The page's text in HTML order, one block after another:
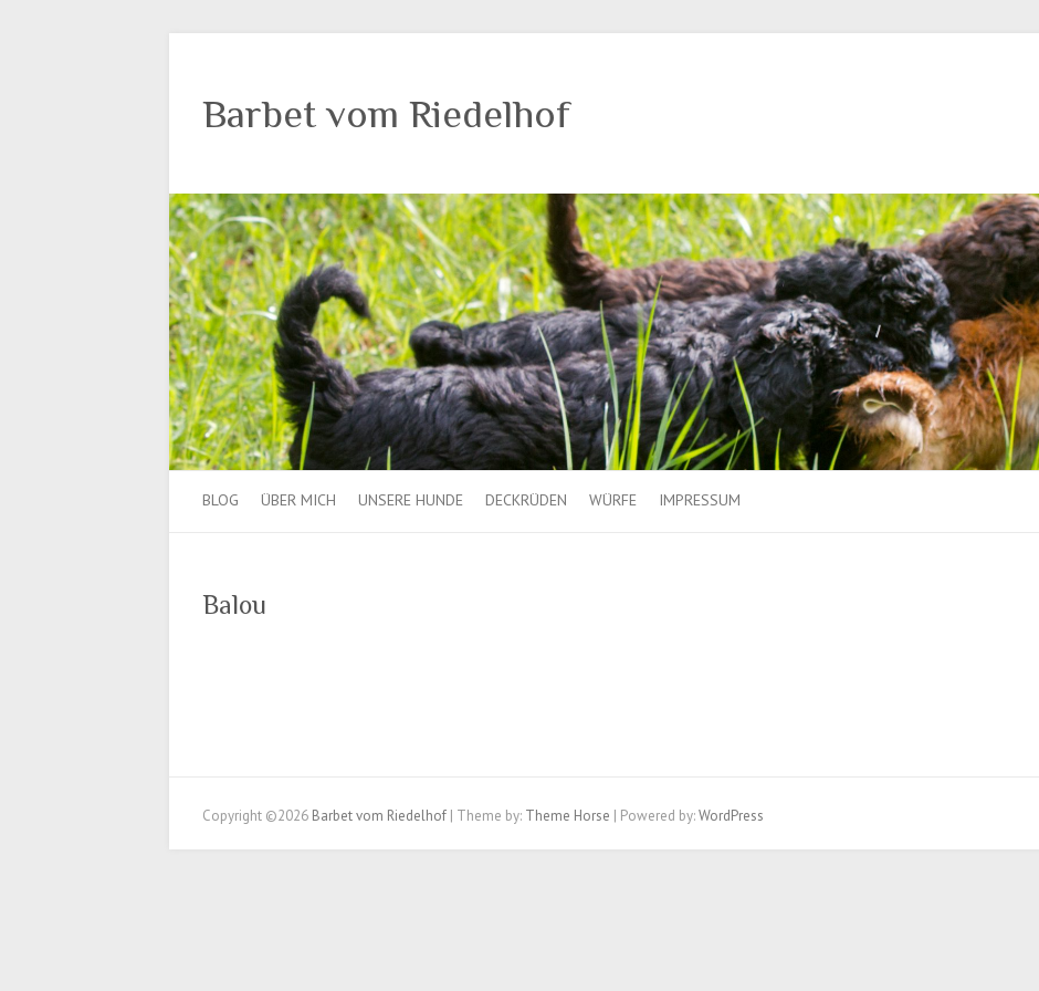
Barbet vom Riedelhof
BLOG ÜBER MICH UNSERE HUNDE DECKRÜDEN WÜRFE IMPRESSUM
Balou
Copyright ©2026 Barbet vom Riedelhof | Theme by: Theme Horse | Powered by:WordPress